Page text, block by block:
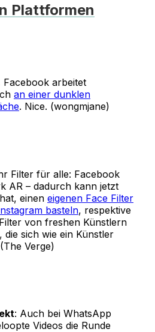
Plattformen
Facebook arbeitet
an einer dunklen
. Nice. (wongmjane)
Filter für alle: Facebook
AR – dadurch kann jetzt
einen eigenen Face Filter
basteln, respektive
von freshen Künstlern
die sich wie ein Künstler
Verge)
: Auch bei WhatsApp
Videos die Runde